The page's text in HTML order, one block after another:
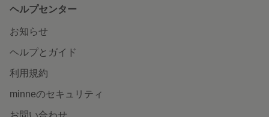
ヘルプセンター
お知らせ
ヘルプとガイド
利用規約
minneのセキュリティ
お問い合わせ